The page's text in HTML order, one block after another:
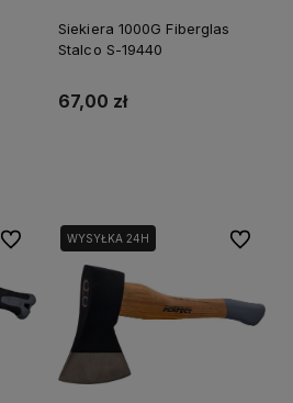
Siekiera 1000G Fiberglas
Stalco S-19440
67,00 zł
Do ulubionychWYSYŁKA 24H Do